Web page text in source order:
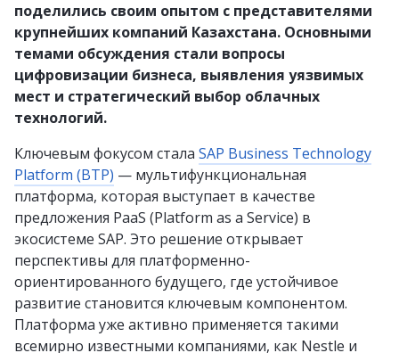
поделились своим опытом с представителями
крупнейших компаний Казахстана. Основными
темами обсуждения стали вопросы
цифровизации бизнеса, выявления уязвимых
мест и стратегический выбор облачных
технологий.
Ключевым фокусом стала SAP Business Technology
Platform (BTP) — мультифункциональная
платформа, которая выступает в качестве
предложения PaaS (Platform as a Service) в
экосистеме SAP. Это решение открывает
перспективы для платформенно-
ориентированного будущего, где устойчивое
развитие становится ключевым компонентом.
Платформа уже активно применяется такими
всемирно известными компаниями, как Nestle и